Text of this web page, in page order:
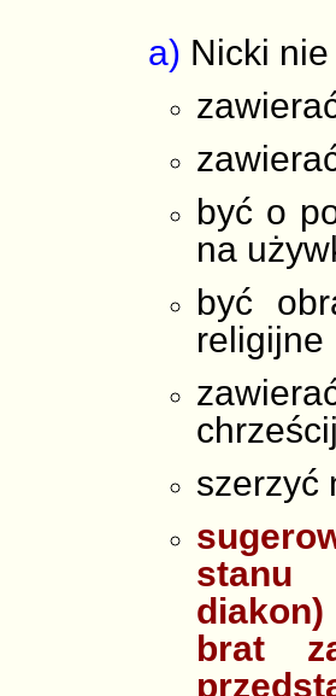
a) Nicki
być o
na
być
religijne
szerzyć
stanu
brat